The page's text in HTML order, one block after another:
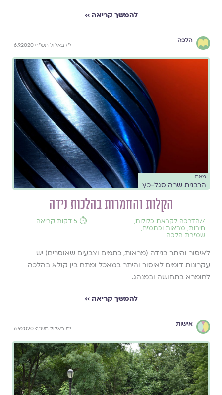
להמשך קריאה ››
הלכה
י"ז באלול תש"ף 6.9.2020
מאת
הרבנית שרה סגל-כץ
הקלות והחמרות בהלכות נידה
//הדרכה לקראת כלולות,
חירות, מראות וכתמים,
שמירת הלכה
⏱️ 5 דקות קריאה
לאיסור והיתר בנידה (מראות, כתמים וצבעים שאוסרים) יש
עקרונות דומים לאיסור והיתר במאכל ומתח בין קולא בהלכה
לחומרא בתחושה ובמנהג.
להמשך קריאה ››
אישות
י"ז באלול תש"ף 6.9.2020